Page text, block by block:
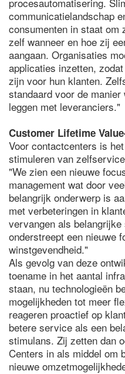
communicatielandschap
consumenten in staat om
zelf wanneer en hoe zij
aangaan. Organisaties
applicaties inzetten,
zijn voor hun klanten.
standaard voor de
leggen met leveranciers."
Customer Lifetime
Voor contactcenters is
stimuleren van
"We zien een nieuwe
management wat door
belangrijk onderwerp is
met verbeteringen in
vervangen als
onderstreept een nieuwe
winstgevendheid."
Als gevolg van deze
toename in het aantal
staan, nu technologieën
mogelijkheden tot meer
reageren proactief op
betere service als een
stimulans. Zij zetten dan
Centers in als middel om
nieuwe